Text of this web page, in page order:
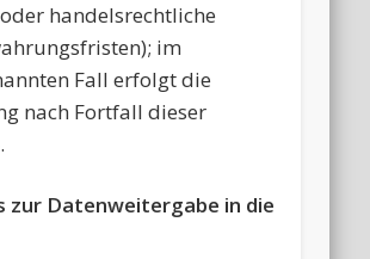
handelsrechtliche
im
Fall erfolgt die
nach Fortfall dieser
zur Datenweitergabe in die